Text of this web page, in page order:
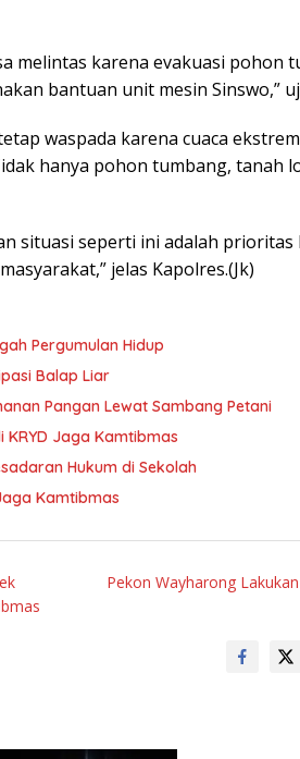
melintas karena evakuasi pohon
bantuan unit mesin Sinswo,”
waspada karena cuaca
hanya pohon tumbang, tanah
situasi seperti ini adalah
jelas Kapolres.(Jk)
Pergumulan Hidup
Balap Liar
Pangan Lewat Sambang Petani
Jaga Kamtibmas
Hukum di Sekolah
Kamtibmas
Pekon Wayharong